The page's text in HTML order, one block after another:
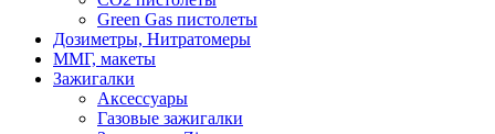
Green Gas пистолеты
Дозиметры, Нитратомеры
ММГ, макеты
Зажигалки
Аксессуары
Газовые зажигалки